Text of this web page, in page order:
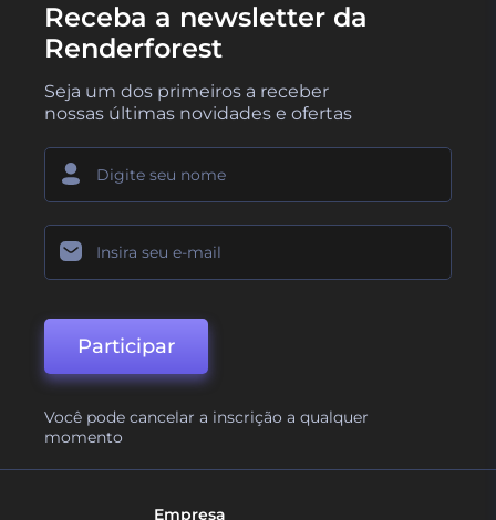
Receba a newsletter da
Renderforest
Seja um dos primeiros a receber
nossas últimas novidades e ofertas
Participar
Você pode cancelar a inscrição a qualquer
momento
Empresa